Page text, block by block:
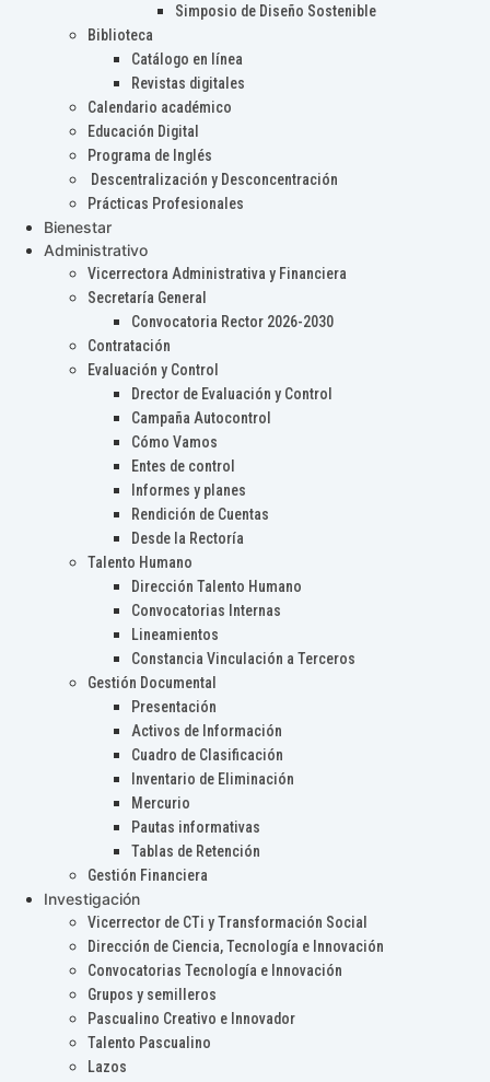
Simposio de Diseño Sostenible
Biblioteca
Catálogo en línea
Revistas digitales
Calendario académico
Educación Digital
Programa de Inglés
Descentralización y Desconcentración
Prácticas Profesionales
Bienestar
Administrativo
Vicerrectora Administrativa y Financiera
Secretaría General
Convocatoria Rector 2026-2030
Contratación
Evaluación y Control
Drector de Evaluación y Control
Campaña Autocontrol
Cómo Vamos
Entes de control
Informes y planes
Rendición de Cuentas
Desde la Rectoría
Talento Humano
Dirección Talento Humano
Convocatorias Internas
Lineamientos
Constancia Vinculación a Terceros
Gestión Documental
Presentación
Activos de Información
Cuadro de Clasificación
Inventario de Eliminación
Mercurio
Pautas informativas
Tablas de Retención
Gestión Financiera
Investigación
Vicerrector de CTi y Transformación Social
Dirección de Ciencia, Tecnología e Innovación
Convocatorias Tecnología e Innovación
Grupos y semilleros
Pascualino Creativo e Innovador
Talento Pascualino
Lazos